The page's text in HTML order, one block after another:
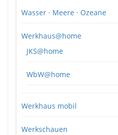
Wasser · Meere · Ozeane
Werkhaus@home
JKS@home
WbW@home
Werkhaus mobil
Werkschauen